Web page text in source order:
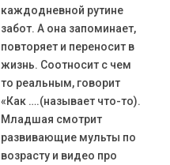
каждодневной рутине
забот. А она запоминает,
повторяет и переносит в
жизнь. Соотносит с чем
то реальным, говорит
«Как ….(называет что-то).
Младшая смотрит
развивающие мульты по
возрасту и видео про